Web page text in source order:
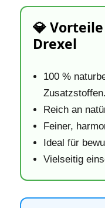
💎
Drexel
100 %
Zusatzstoffen.
Reich an
Feiner,
Ideal für
Vielseitig